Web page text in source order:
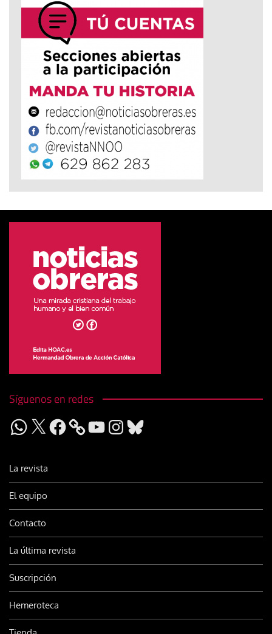
Síguenos en redes
WhatsApp
X Facebook YouTubeInstagram
Bluesky
La revista
El equipo
Contacto
La última revista
Suscripción
Hemeroteca